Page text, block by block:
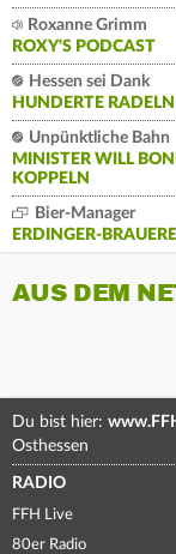
Roxanne Grimm
ROXY'S PODCAST
Hessen sei Dank
HUNDERTE
Unpünktliche Bahn
MINISTER WILL
KOPPELN
Bier-Manager
ERDINGER-
AUS DEM
Du bist hier:
Osthessen
RADIO
FFH Live
80er Radio